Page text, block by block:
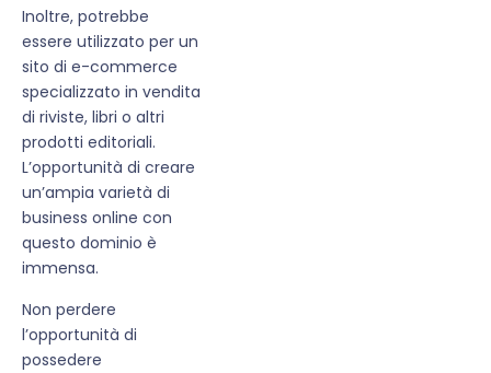
Inoltre, potrebbe
essere utilizzato per un
sito di e-commerce
specializzato in vendita
di riviste, libri o altri
prodotti editoriali.
L’opportunità di creare
un’ampia varietà di
business online con
questo dominio è
immensa.
Non perdere
l’opportunità di
possedere